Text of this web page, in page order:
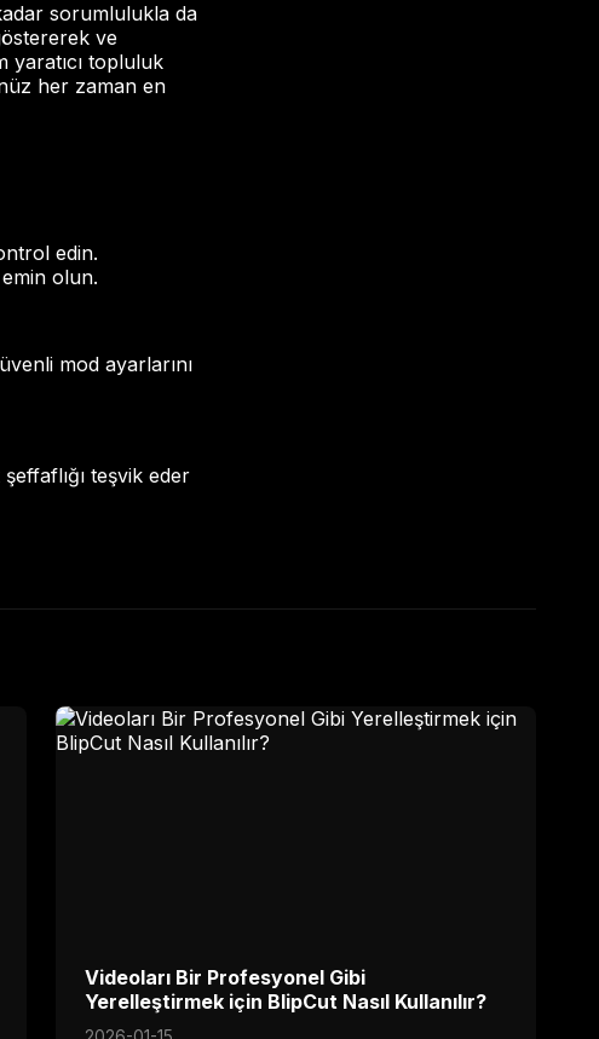
sorumlulukla da
ve
yaratıcı topluluk
her zaman en
edin.
olun.
mod ayarlarını
teşvik eder
Videoları Bir Profesyonel Gibi
Yerelleştirmek için BlipCut Nasıl Kullanılır?